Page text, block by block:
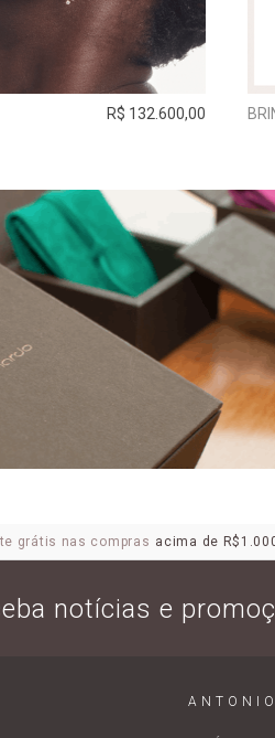
R$ 132.600,00
grátis nas compras acima de
notícias e